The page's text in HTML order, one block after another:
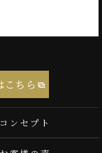
こちら
コンセプト